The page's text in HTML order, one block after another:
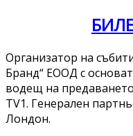
Организатор на
Бранд“ ЕООД с
водещ на
TV1. Генерален
Лондон.